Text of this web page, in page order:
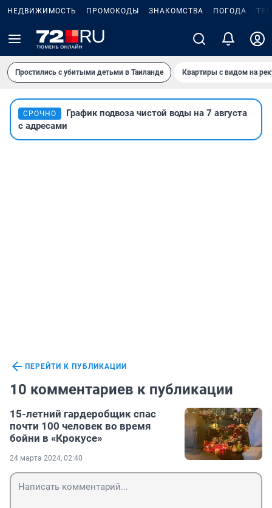
НЕДВИЖИМОСТЬ ПРОМОКОДЫ ЗНАКОМСТВА ПОГОДА
Простились с убитыми детьми в Таиланде Квартиры с видом на
СРОЧНО
График подвоза чистой воды на 7 августа
с адресами
ПЕРЕЙТИ К ПУБЛИКАЦИИ
10 комментариев к публикации
15-летний гардеробщик спас
почти 100 человек во время
бойни в «Крокусе»
24 марта 2024, 02:40